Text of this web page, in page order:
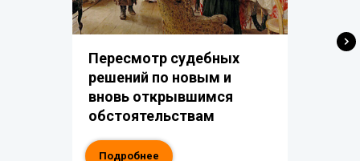
Пересмотр судебных
решений по новым и
вновь открывшимся
обстоятельствам
Подробнее